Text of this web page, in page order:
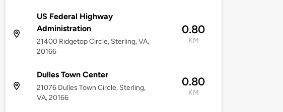
US Federal Highway
Administration
21400 Ridgetop Circle, Sterling, VA,
20166
0.80
KM
Dulles Town Center
21076 Dulles Town Circle, Sterling,
VA, 20166
0.80
KM